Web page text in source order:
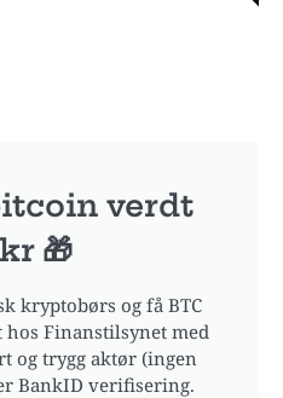
verdt
🎁
kryptobørs og få BTC
hos Finanstilsynet med
og trygg aktør (ingen
BankID verifisering.